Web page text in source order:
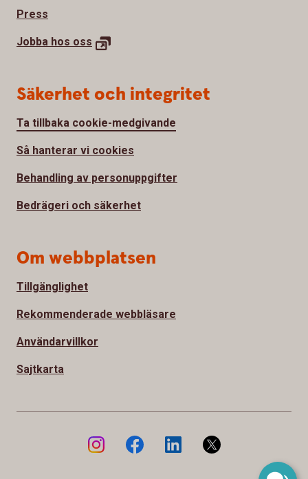
Press
Jobba hos oss
Säkerhet och integritet
Ta tillbaka cookie-medgivande
Så hanterar vi cookies
Behandling av personuppgifter
Bedrägeri och säkerhet
Om webbplatsen
Tillgänglighet
Rekommenderade webbläsare
Användarvillkor
Sajtkarta